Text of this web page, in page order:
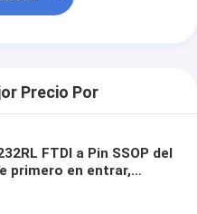
Precio Por
FTDI a Pin SSOP del
primero en entrar,